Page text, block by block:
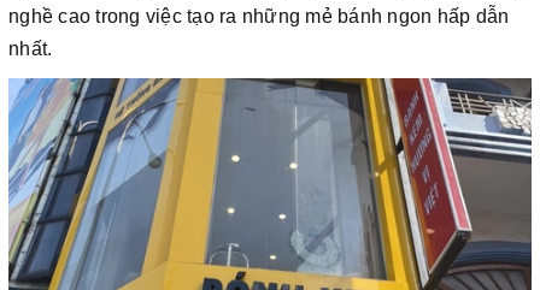
nghề cao trong việc tạo ra những mẻ bánh ngon hấp dẫn
nhất.